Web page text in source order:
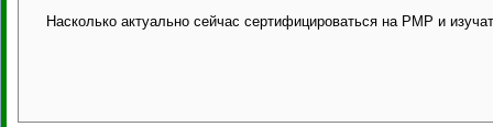
Насколько актуально сейчас сертифицироваться на PMP и